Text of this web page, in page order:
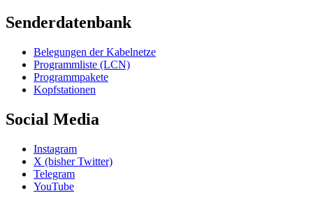
Senderdatenbank
Belegungen der Kabelnetze
Programmliste (LCN)
Programmpakete
Kopfstationen
Social Media
Instagram
X (bisher Twitter)
Telegram
YouTube